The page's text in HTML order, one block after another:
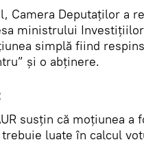
Camera Deputaţilor a
ministrului
simplă fiind
şi o abţinere.
susțin că moţiunea a
luate în calcul